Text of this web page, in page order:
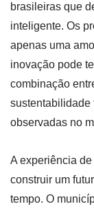
brasileiras que
inteligente. Os
apenas uma
inovação pode
combinação
sustentabilidade
observadas no
A experiência
construir um
tempo. O